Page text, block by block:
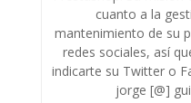
cuanto a la
mantenimiento de su
redes sociales, así
indicarte su Twitter o
jorge [@]